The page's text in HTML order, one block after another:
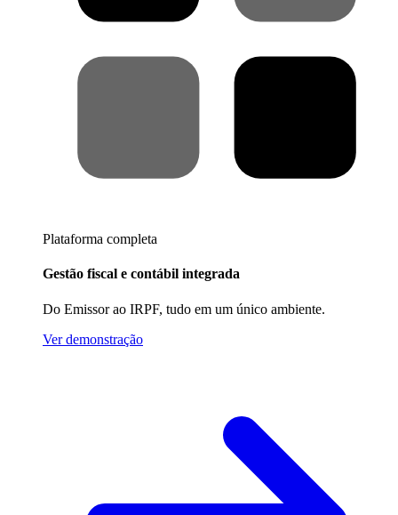
Plataforma completa
Gestão fiscal e contábil integrada
Do Emissor ao IRPF, tudo em um único ambiente.
Ver demonstração